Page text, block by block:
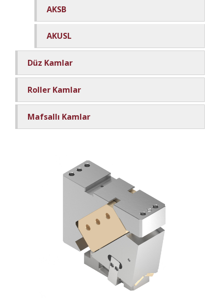
AKSB
AKUSL
Düz Kamlar
Roller Kamlar
Mafsallı Kamlar